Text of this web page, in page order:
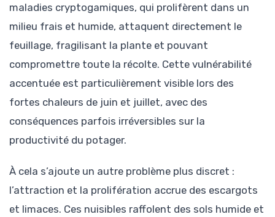
maladies cryptogamiques, qui prolifèrent dans un
milieu frais et humide, attaquent directement le
feuillage, fragilisant la plante et pouvant
compromettre toute la récolte. Cette vulnérabilité
accentuée est particulièrement visible lors des
fortes chaleurs de juin et juillet, avec des
conséquences parfois irréversibles sur la
productivité du potager.
À cela s’ajoute un autre problème plus discret :
l’attraction et la prolifération accrue des escargots
et limaces. Ces nuisibles raffolent des sols humide et